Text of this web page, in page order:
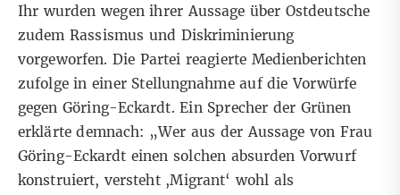
Ihr wurden wegen ihrer Aussage über Ostdeutsche
zudem Rassismus und Diskriminierung
vorgeworfen. Die Partei reagierte Medienberichten
zufolgein einer Stellungnahme auf die Vorwürfe
gegen Göring-Eckardt. Ein Sprecher der Grünen
erklärte demnach: „Wer aus der Aussage von Frau
Göring-Eckardt einen solchen absurden Vorwurf
konstruiert, versteht ,Migrant‘ wohl als